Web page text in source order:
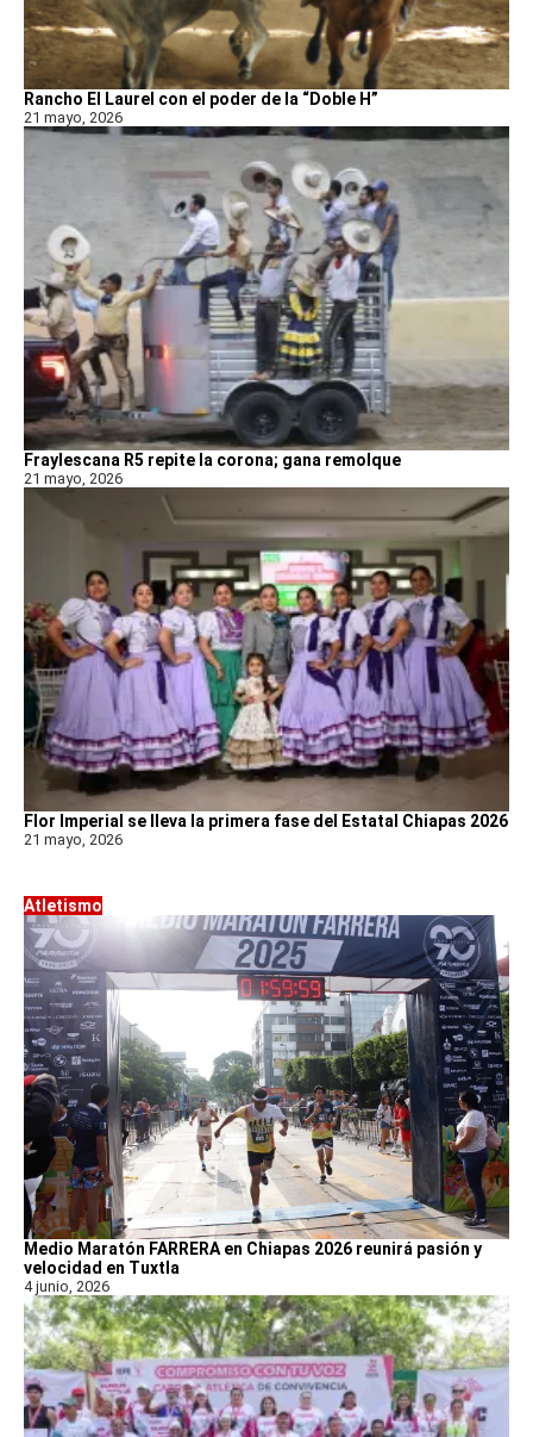
Rancho El Laurel con el poder de la “Doble H”
21 mayo, 2026
Fraylescana R5 repite la corona; gana remolque
21 mayo, 2026
Flor Imperial se lleva la primera fase del Estatal Chiapas 2026
21 mayo, 2026
Atletismo
Medio Maratón FARRERA en Chiapas 2026 reunirá pasión y
velocidad en Tuxtla
4 junio, 2026